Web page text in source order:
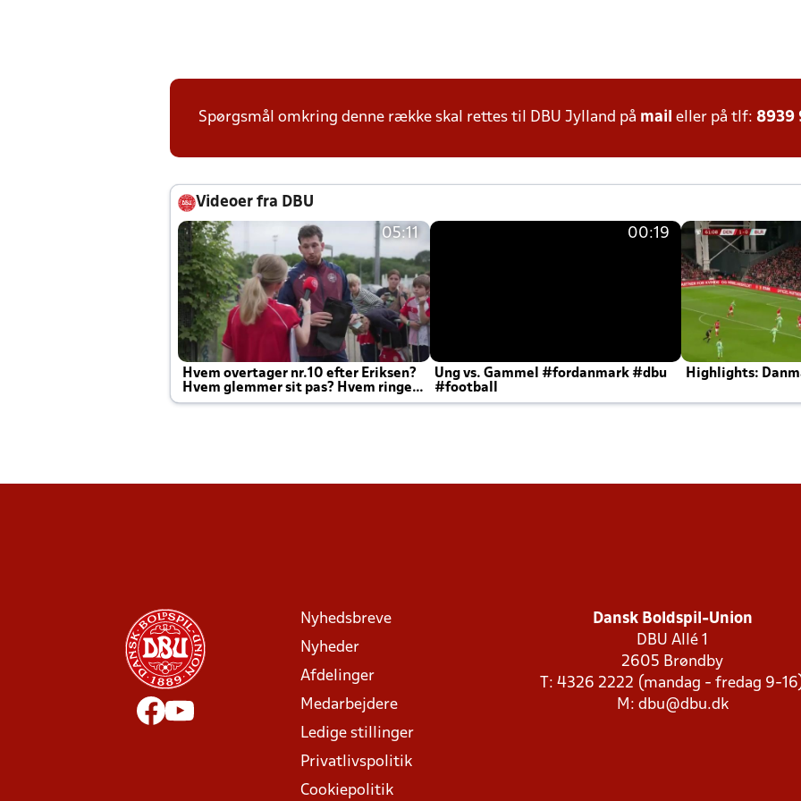
Spørgsmål omkring denne række skal rettes til DBU Jylland på mail eller på tlf: 8939
Videoer fra DBU
05:11
Hvem overtager nr.10 efter Eriksen?
Hvem glemmer sit pas? Hvem ringer
Joachim altid til efter kampe?
00:19
Ung vs. Gammel #fordanmark #dbu
#football
Highlights:
Nyhedsbreve
Nyheder
Afdelinger
Medarbejdere
Ledige stillinger
Privatlivspolitik
Cookiepolitik
Dansk Boldspil-Union
DBU Allé 1
2605 Brøndby
T: 4326 2222 (mandag - fredag 9-
M: dbu@dbu.dk